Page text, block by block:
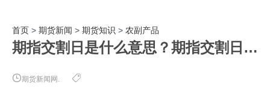
首页 > 期货新闻 > 期货知识 > 农副产品
期指交割日是什么意思？期指交割日未平仓有什么后果?
期货新闻网.